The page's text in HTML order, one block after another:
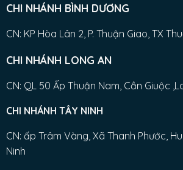
CHI NHÁNH BÌNH DƯƠNG
CN: KP Hòa Lân 2, P. Thuận Giao, TX
CHI NHÁNH LONG AN
CN: QL 50 Ấp Thuận Nam, Cần Giuộc
CHI NHÁNH TÂY NINH
CN: ấp Trâm Vàng, Xã Thanh Phước,
Ninh